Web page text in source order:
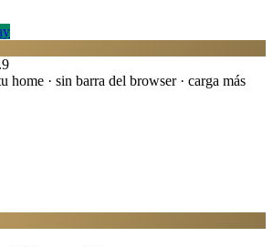
home · sin barra del browser · carga más